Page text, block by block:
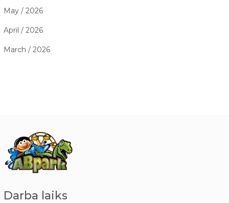
May / 2026
April / 2026
March / 2026
Darba laiks